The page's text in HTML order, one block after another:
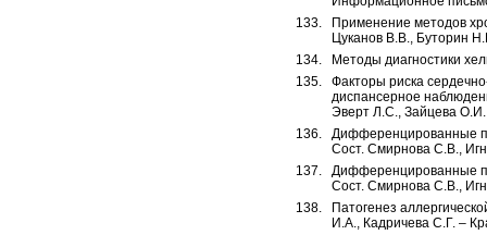
Применение методов
Цуканов В.В., Буторин
Методы диагностики
Факторы риска
диспансерное
Эверт Л.С., Зайцева
Дифференцированные
Сост. Смирнова С.В.,
Дифференцированные
Сост. Смирнова С.В.,
Патогенез
И.А., Кадричева С.Г. –